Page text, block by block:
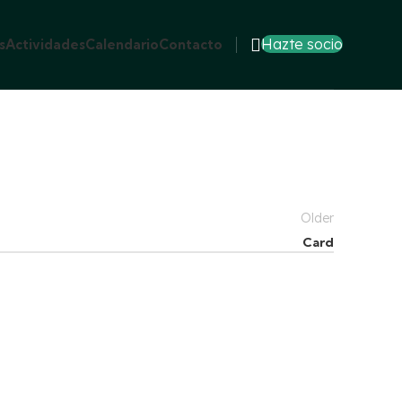
ActividadesCalendarioContacto Hazte socio
Older
Card